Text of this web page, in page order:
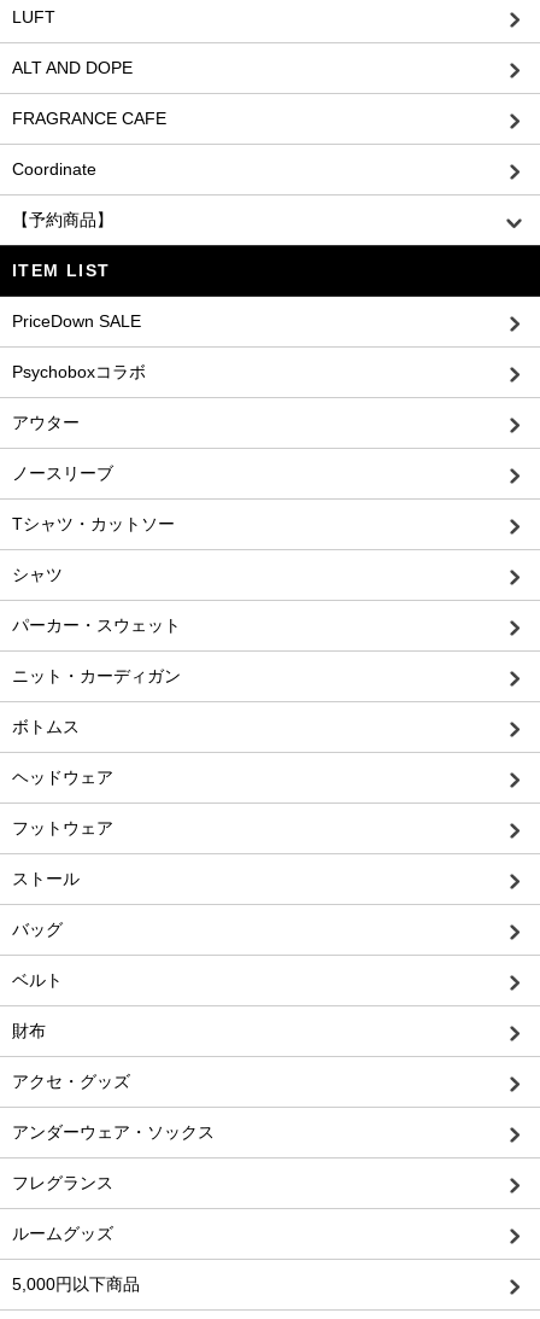
LUFT
ALT AND DOPE
FRAGRANCE CAFE
Coordinate
【予約商品】
ITEM LIST
PriceDown SALE
Psychoboxコラボ
アウター
ノースリーブ
Tシャツ・カットソー
シャツ
パーカー・スウェット
ニット・カーディガン
ボトムス
ヘッドウェア
フットウェア
ストール
バッグ
ベルト
財布
アクセ・グッズ
アンダーウェア・ソックス
フレグランス
ルームグッズ
5,000円以下商品